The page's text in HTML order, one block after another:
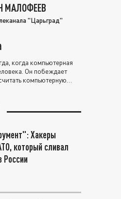
МАЛОФЕЕВ
"Царьград"
когда компьютерная
Он побеждает
компьютерную
Хакеры
который сливал
России